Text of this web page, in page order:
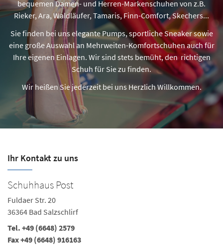
bequemen Damen- und Herren-Markenschuhen von z.B.
Rieker, Ara, Waldläufer, Tamaris, Finn-Comfort, Skechers...
Sie finden bei uns elegante Pumps, sportliche Sneaker sowie
eine große Auswahl an Mehrweiten-Komfortschuhen auch für
Ihre eigenen Einlagen. Wir sind stets bemüht, den richtigen
Schuh für Sie zu finden.
Wir heißen Sie jederzeit bei uns Herzlich Willkommen.
Ihr Kontakt zu uns
Schuhhaus Post
Fuldaer Str. 20
36364 Bad Salzschlirf
Tel. +49 (6648) 2579
Fax +49 (6648) 916163